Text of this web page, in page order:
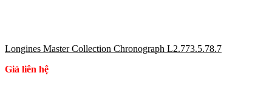
Longines Master Collection Chronograph L2.773.5.78.7
Giá liên hệ